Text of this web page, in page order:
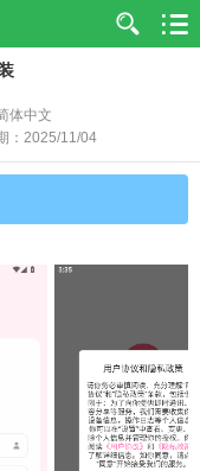
体中文
：2025/11/04